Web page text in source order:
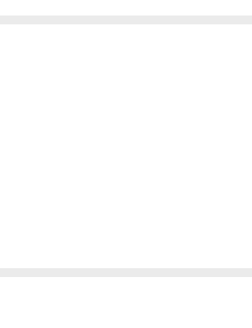
نرم کننده میباشد)